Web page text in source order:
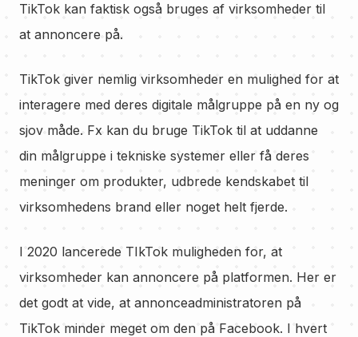
TikTok kan faktisk også bruges af virksomheder til
at annoncere på.
TikTok giver nemlig virksomheder en mulighed for at
interagere med deres digitale målgruppe på en ny og
sjov måde. Fx kan du bruge TikTok til at uddanne
din målgruppe i tekniske systemer eller få deres
meninger om produkter, udbrede kendskabet til
virksomhedens brand eller noget helt fjerde.
I 2020 lancerede TIkTok muligheden for, at
virksomheder kan annoncere på platformen. Her er
det godt at vide, at annonceadministratoren på
TikTok minder meget om den på Facebook. I hvert